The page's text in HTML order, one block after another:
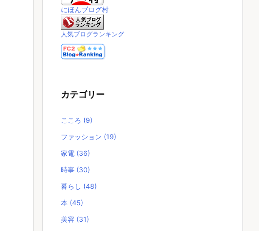
にほんブログ村
人気ブログランキング
カテゴリー
こころ (9)
ファッション (19)
家電 (36)
時事 (30)
暮らし (48)
本 (45)
美容 (31)